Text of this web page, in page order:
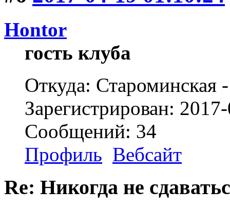
Hontor
гость клуба
Откуда: Староминская
Зарегистрирован:
Сообщений: 34
Профиль Вебсайт
Re: Никогда не